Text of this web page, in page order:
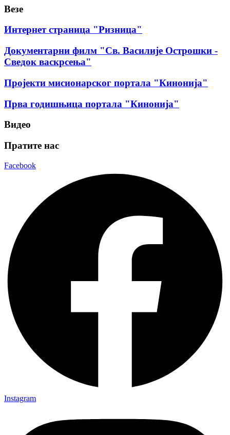
Везе
Интернет страница "Ризница"
Документарни филм "Св. Василије Острошки -
Сведок васкрсења"
Пројекти мисионарског портала "Кинонија"
Прва годишњица портала "Кинонија"
Видео
Пратите нас
Facebook
Instagram